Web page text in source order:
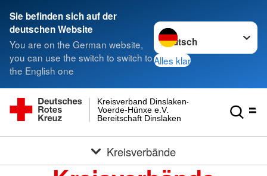
Sie befinden sich auf der
deutschen Website
You are on the German website,
you can use the switch to switch to
the English one
Sprache wechseln zu
Alles klar
Bereitschaft Dinslaken
Voerde-Hünxe e.V.
Kreisverband Dinslaken-
Kreisverbände